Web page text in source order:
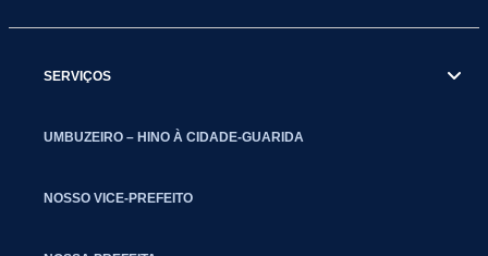
SERVIÇOS
UMBUZEIRO – HINO À CIDADE-GUARIDA
NOSSO VICE-PREFEITO